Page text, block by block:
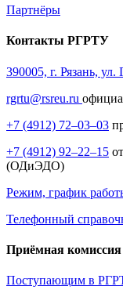
Партнёры
Контакты РГРТУ
390005, г. Рязань, ул.
rgrtu@rsreu.ru
+7 (4912) 72–03–03
+7 (4912) 92–22–15
(ОДиЭДО)
Режим, график
Телефонный
Приёмная комиссия
Поступающим в